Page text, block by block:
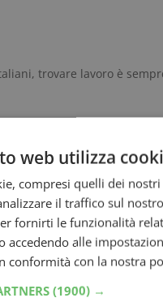
trovare lavoro è
per evitare
accudire, lavorare da casa
web utilizza
compresi quelli dei
il traffico sul
fornirti le funzionalità
accedendo alle
conformità con la nostra
(1900) →